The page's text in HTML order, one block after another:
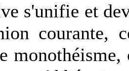
s'unifie et
courante,